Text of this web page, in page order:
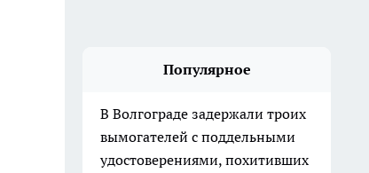
Популярное
В Волгограде задержали троих
вымогателей с поддельными
удостоверениями, похитивших